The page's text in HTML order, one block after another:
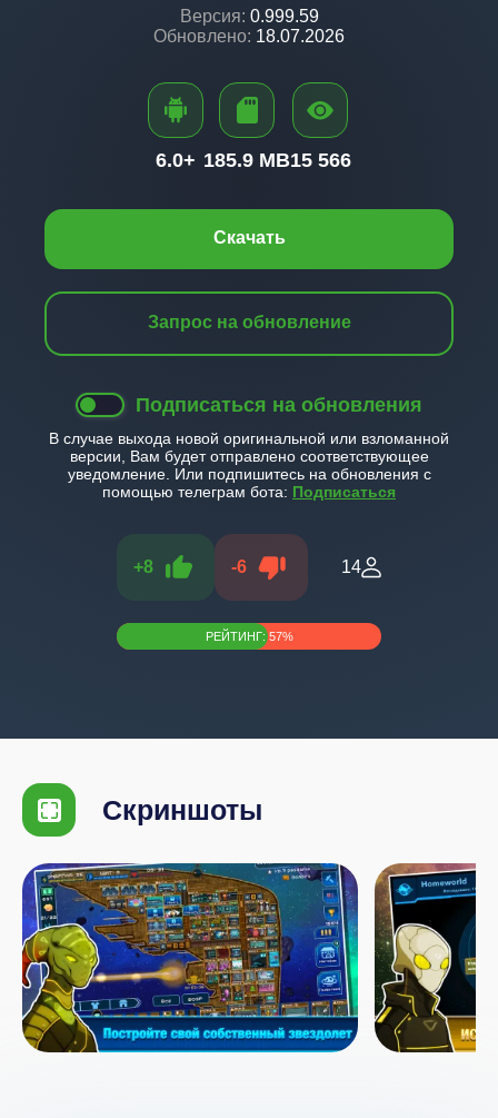
Версия: 0.999.59
Обновлено: 18.07.2026
Скачать
Запрос на обновление
Подписаться на обновления
В случае выхода новой оригинальной или взломанной
версии, Вам будет отправлено соответствующее
уведомление. Или подпишитесь на обновления с
помощью телеграм бота: Подписаться
+8 -6 14
РЕЙТИНГ:57%
6.0+ 185.9 MB15 566
Скриншоты